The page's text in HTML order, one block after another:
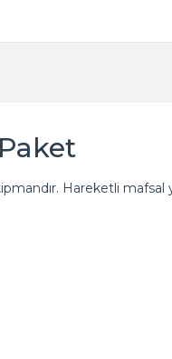
Hareketli mafsal